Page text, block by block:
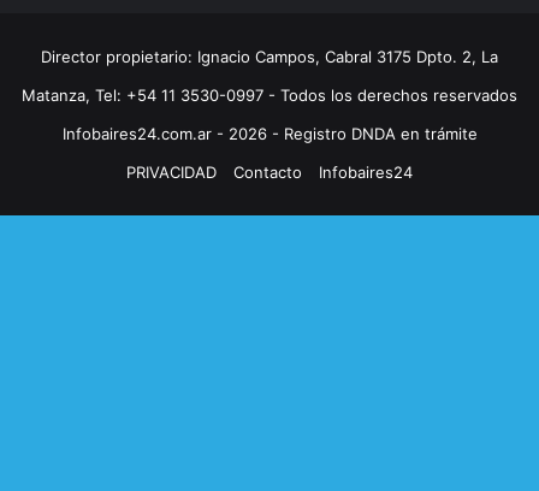
Director propietario: Ignacio Campos, Cabral 3175 Dpto. 2, La
Matanza, Tel: +54 11 3530-0997 - Todos los derechos reservados
Infobaires24.com.ar - 2026 - Registro DNDA en trámite
PRIVACIDAD
Contacto Infobaires24